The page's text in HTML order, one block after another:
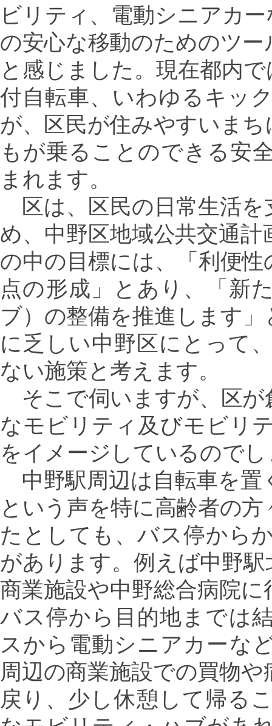
ビリティ、電動シニアカ
の安心な移動のためのツ
と感じました。現在都内
付自転車、いわゆるキッ
が、区民が住みやすいま
もが乗ることのできる安
まれます。
区は、区民の日常生活を
め、中野区地域公共交通
の中の目標には、「利便
点の形成」とあり、「新
ブ）の整備を推進します
に乏しい中野区にとって
ない施策と考えます。
そこで伺いますが、区が
なモビリティ及びモビリ
をイメージしているので
中野駅周辺は自転車を置
という声を特に高齢者の
たとしても、バス停から
があります。例えば中野
商業施設や中野総合病院
バス停から目的地までは
スから電動シニアカーな
周辺の商業施設での買物
戻り、少し休憩して帰る